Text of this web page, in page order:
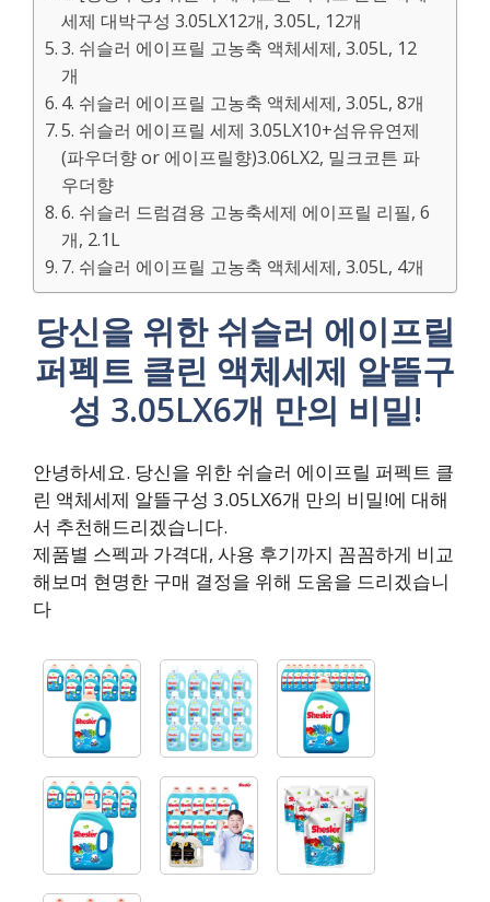
세제 대박구성 3.05LX12개, 3.05L, 12개
3. 쉬슬러 에이프릴 고농축 액체세제, 3.05L, 12
개
4. 쉬슬러 에이프릴 고농축 액체세제, 3.05L, 8개
5. 쉬슬러 에이프릴 세제 3.05LX10+섬유유연제
(파우더향 or 에이프릴향)3.06LX2, 밀크코튼 파
우더향
6. 쉬슬러 드럼겸용 고농축세제 에이프릴 리필, 6
개, 2.1L
7. 쉬슬러 에이프릴 고농축 액체세제, 3.05L, 4개
당신을 위한 쉬슬러 에이프릴
퍼펙트 클린 액체세제 알뜰구
성 3.05LX6개 만의 비밀!
안녕하세요. 당신을 위한 쉬슬러 에이프릴 퍼펙트 클
린 액체세제 알뜰구성 3.05LX6개 만의 비밀!에 대해
서 추천해드리겠습니다.
제품별 스펙과 가격대, 사용 후기까지 꼼꼼하게 비교
해보며 현명한 구매 결정을 위해 도움을 드리겠습니
다